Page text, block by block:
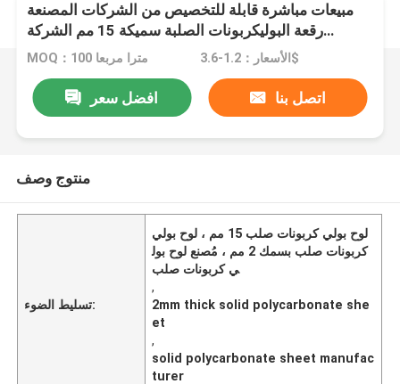
مبيعات مباشرة قابلة للتخصيص من الشركات المصنعة
رقعة البوليكربونات الصلبة سميكة 15 مم الشركة
المصنعة ورقة بلاستيكية
MOQ：100 مترا مربعا الأسعار：1.2-3.6$
افضل سعر اتصل بنا
منتوج وصف
تسليط الضوء:
لوح بولي كربونات صلب 15 مم ، لوح بولي
كربونات صلب بسمك 2 مم ، مُصنع لوح بول
ي كربونات صلب
,
2mm thick solid polycarbonate she
et
,
solid polycarbonate sheet manufac
turer